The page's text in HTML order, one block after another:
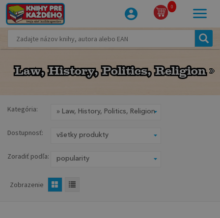
0
Law, History, Politics, Religion
Law, History, Politics, Religion
Kategória:
Dostupnosť:
Zoradiť podľa:
Zobrazenie